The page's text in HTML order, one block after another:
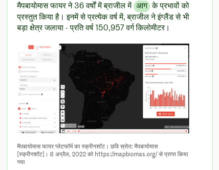
मैपबायोमास फायर ने 36 वर्षों में ब्राजील में आग के प्रभावों को
प्रस्तुत किया है। इनमें से प्रत्येक वर्ष में, ब्राजील ने इंग्लैंड से भी
बड़ा क्षेत्र जलाया - प्रति वर्ष 150,957 वर्ग किलोमीटर।
मैपबायोमास फायर प्लेटफॉर्म का स्क्रीनशॉट। छवि स्रोत: मैपबायोमास
[स्क्रीनशॉट]। 8 अप्रैल, 2022 को https://mapbiomas.org/ से प्राप्त किया
गया